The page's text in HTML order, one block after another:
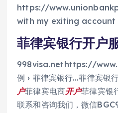
https://
with my exiting account
菲律宾银行开户
998visa.nethttps://
例 › 菲律宾银行…菲律宾银
户菲律宾电商开户菲律宾银
联系和咨询我们，微信